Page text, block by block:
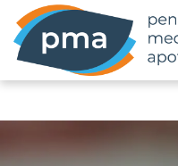
Inloggen